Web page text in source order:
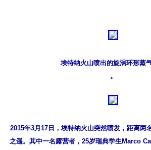
埃特纳火山喷出的旋涡环形蒸气
。
2015年3月17日，埃特纳火山突然喷发，距离两
之遥。其中一名露营者，25岁瑞典学生Marco